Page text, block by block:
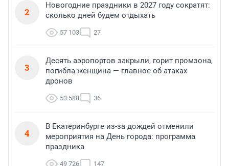
2
Новогодние праздники в 2027 году сократят:
сколько дней будем отдыхать
57 103 27
3
Десять аэропортов закрыли, горит промзона,
погибла женщина — главное об атаках
дронов
53 588 36
4
В Екатеринбурге из-за дождей отменили
мероприятия на День города: программа
праздника
49 726 147